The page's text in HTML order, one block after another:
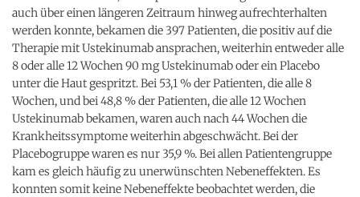
auch über einen längeren Zeitraum hinweg aufrechterhalten
werden konnte, bekamen die 397 Patienten, die positiv auf die
Therapie mit Ustekinumab ansprachen, weiterhin entweder alle
8 oder alle 12 Wochen 90 mg Ustekinumab oder ein Placebo
unter die Haut gespritzt. Bei 53,1 % der Patienten, die alle 8
Wochen, und bei 48,8 % der Patienten, die alle 12 Wochen
Ustekinumab bekamen, waren auch nach 44 Wochen die
Krankheitssymptome weiterhin abgeschwächt. Bei der
Placebogruppe waren es nur 35,9 %. Bei allen Patientengruppe
kam es gleich häufig zu unerwünschten Nebeneffekten. Es
konnten somit keine Nebeneffekte beobachtet werden, die